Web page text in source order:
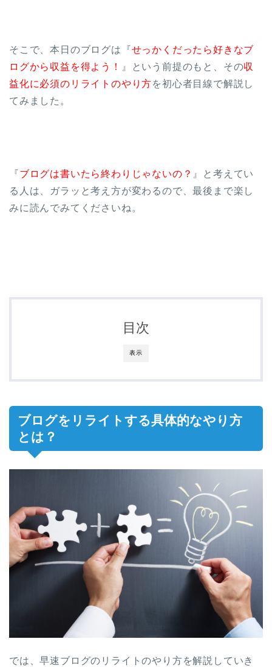
そこで、本日のブログは『せっかくだったら好きなブ
ログから収益を得よう！
』という前提のもと、その収
益化に必須のリライトのやり方を初心者目線で解説し
てみました。
『ブログは書いたら終わりじゃないの？ 』と考えてい
る人は、ガラッと考え方が変わるので、最後まで楽し
みに読んでみてくださいね。
表示
目次
ブログをリライトする具体的なやり方
とは？
では、早速ブログのリライトのやり方を解説していき